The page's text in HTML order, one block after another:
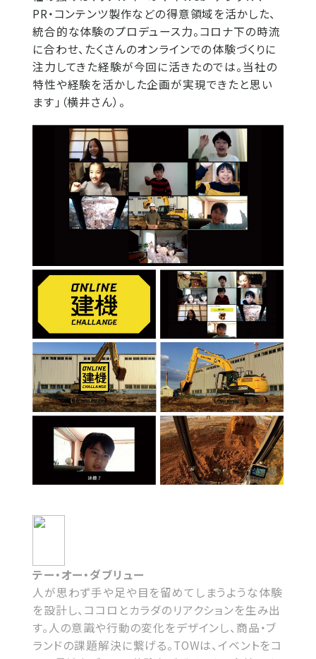
PR・コンテンツ製作などの得意領域を活かした、
統合的な体験のプロデュース力。コロナ下の時流
に合わせ、たくさんのオンラインでの体験づくりに
注力してきた経験が今回に活きたのでは。当社の
特性や経験を活かした企画が実現できたと思い
ます」（横井さん）。
テー・オー・ダブリュー
人が思わず手や足や目を留めてしまうような体験
を設計し、ココロとカラダのリアクションを生み出
す。人の意識や行動の変化をデザインし、商品・ブ
ランドの課題解決に繋げる。TOWは、イベントをコ